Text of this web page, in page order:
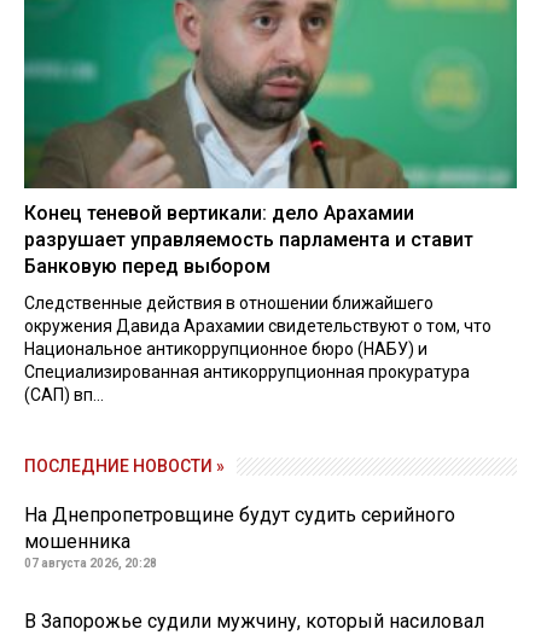
Конец теневой вертикали: дело Арахамии
разрушает управляемость парламента и ставит
Банковую перед выбором
Следственные действия в отношении ближайшего
окружения Давида Арахамии свидетельствуют о том, что
Национальное антикоррупционное бюро (НАБУ) и
Специализированная антикоррупционная прокуратура
(САП) вп...
ПОСЛЕДНИЕ НОВОСТИ »
На Днепропетровщине будут судить серийного
мошенника
07 августа 2026, 20:28
В Запорожье судили мужчину, который насиловал